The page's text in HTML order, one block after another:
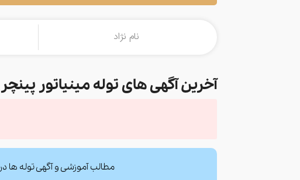
آخرین آگهی های توله مینیاتور پینچر
مطالب آموزشی و آگهی توله ها در